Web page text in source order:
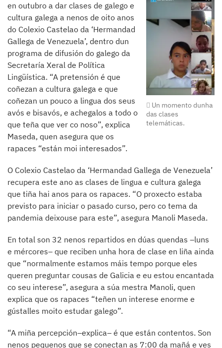
Un momento dunha
das clases
telemáticas.
en outubro a dar clases de galego e
cultura galega a nenos de oito anos
do Colexio Castelao da ‘Hermandad
Gallega de Venezuela’, dentro dun
programa de difusión do galego da
Secretaría Xeral de Política
Lingüística. “A pretensión é que
coñezan a cultura galega e que
coñezan un pouco a lingua dos seus
avós e bisavós, e achegalos a todo o
que teña que ver co noso”, explica
Maseda, quen asegura que os
rapaces “están moi interesados”.
O Colexio Castelao da ‘Hermandad Gallega de Venezuela’
recupera este ano as clases de lingua e cultura galega
que tiña hai anos para os rapaces. “O proxecto estaba
previsto para iniciar o pasado curso, pero co tema da
pandemia deixouse para este”, asegura Manoli Maseda.
En total son 32 nenos repartidos en dúas quendas –luns
e mércores– que reciben unha hora de clase en liña ainda
que “normalmente estamos máis tempo porque eles
queren preguntar cousas de Galicia e eu estou encantada
co seu interese”, asegura a súa mestra Manoli, quen
explica que os rapaces “teñen un interese enorme e
gústalles moito estudar galego”.
“A miña percepción–explica– é que están contentos. Son
nenos pequenos que se conectan as 7:00 da mañá e ves